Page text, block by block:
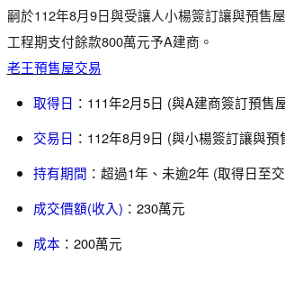
嗣於112年8月9日與受讓人小楊簽訂讓與預售
工程期支付餘款800萬元予A建商。
老王預售屋交易
取得日 ：111年2月5日 (與A建商簽訂預售
交易日 ：112年8月9日 (與小楊簽訂讓與
持有期間 ：超過1年、未逾2年 (取得日至
成交價額(收入) ：230萬元
成本 ：200萬元